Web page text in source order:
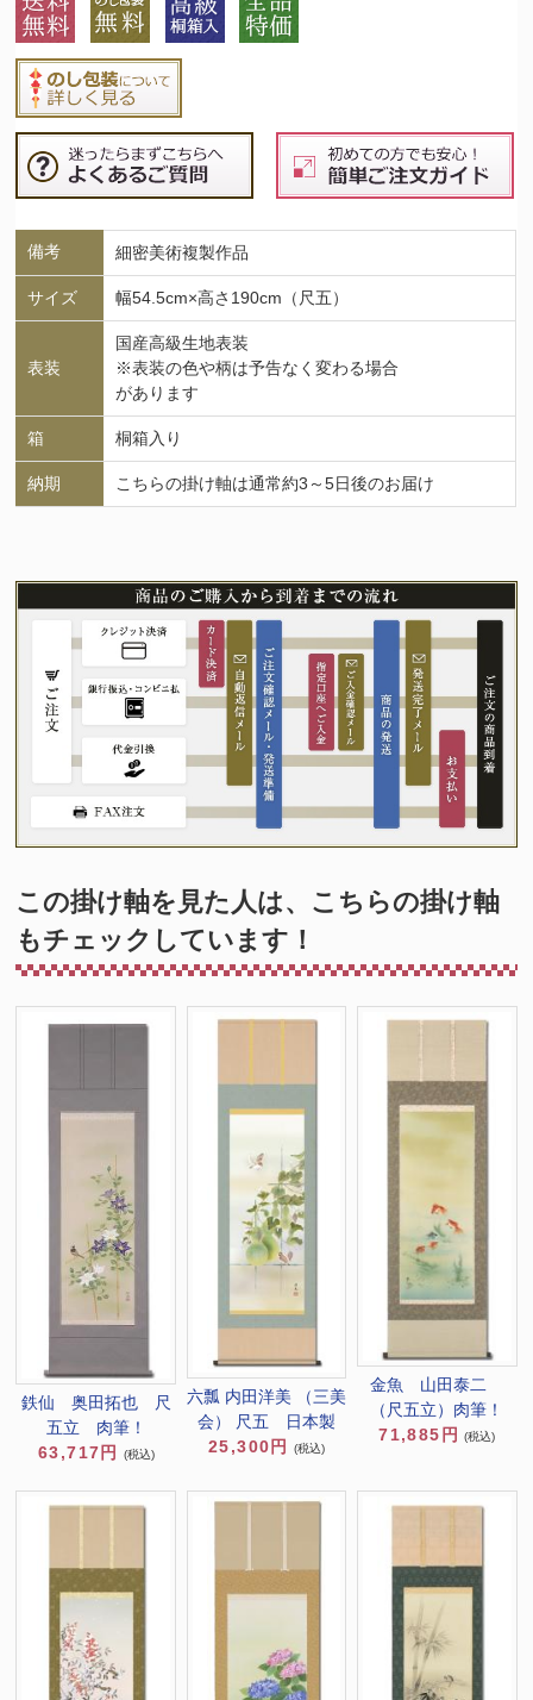
備考 細密美術複製作品
サイズ 幅54.5cm×高さ190cm（尺五）
表装
国産高級生地表装
※表装の色や柄は予告なく変わる場合
があります
箱 桐箱入り
納期 こちらの掛け軸は通常約3～5日後のお届け
この掛け軸を見た人は、こちらの掛け軸
もチェックしています！
鉄仙 奥田拓也 尺
五立 肉筆！
63,717円
(税込)
六瓢 内田洋美 （三美
会） 尺五 日本製
25,300円
(税込)
金魚 山田泰二
（尺五立）肉筆！
71,885円
(税込)